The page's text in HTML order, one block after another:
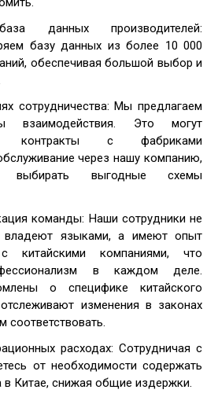
данных производителей:
базу данных из более 10 000
обеспечивая большой выбор и
сотрудничества: Мы предлагаем
взаимодействия. Это могут
контракты с фабриками
через нашу компанию,
выбирать выгодные схемы
команды: Наши сотрудники не
владеют языками, а имеют опыт
с китайскими компаниями, что
в каждом деле.
о специфике китайского
изменения в законах
соответствовать.
расходах: Сотрудничая с
от необходимости содержать
в Китае, снижая общие издержки.